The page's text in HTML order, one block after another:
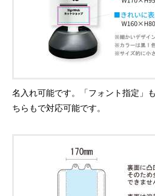
名入れ可能です。「フォント指定」
ちらもで対応可能です。